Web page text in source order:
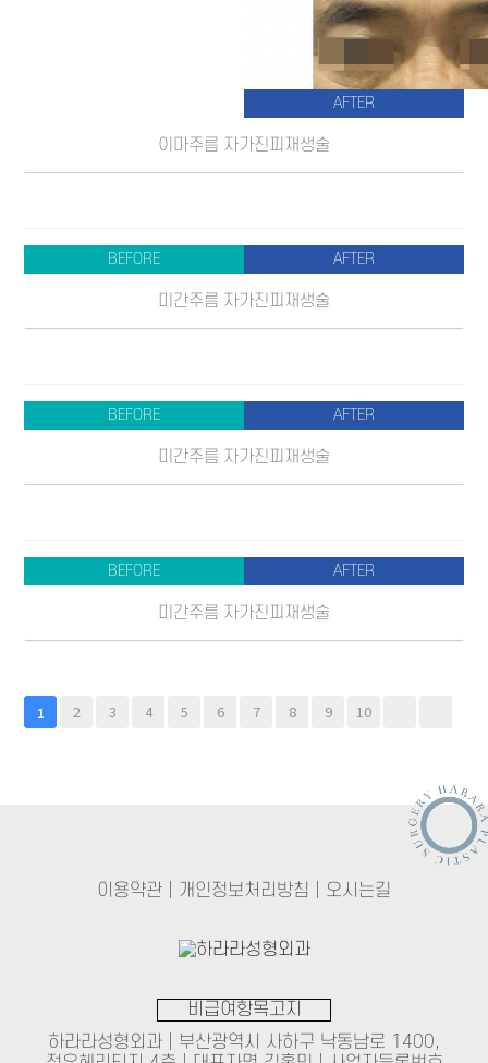
AFTER
이마주름 자가진피재생술
BEFORE AFTER
미간주름 자가진피재생술
BEFORE AFTER
미간주름 자가진피재생술
BEFORE AFTER
미간주름 자가진피재생술
1 2 3 4 5 6 7 8 9 10
이용약관 개인정보처리방침 오시는길
비급여항목고지
하라라성형외과 | 부산광역시 사하구 낙동남로 1400,